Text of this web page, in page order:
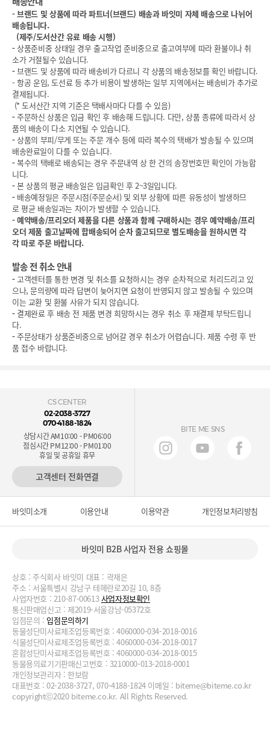
-브랜드 및 상품에 따라 파트너(브랜드) 배송과 바잇미 자체 배송으로 나뉘어
배송됩니다.
(제주/도서산간 유료 배송 시행)
- 상품준비중 상태일 경우 출고작업 준비중으로 출고여부에 따라 환불이나 취
소가 거절될수 있습니다.
-브랜드 및 상품에 따라 배송비가 다르니 각 상품의 배송정보를 확인 바랍니다.
- 항공 운임, 도선료 등 추가 비용이 발생하는 일부 지역에서는 배송비가 추가로
결제됩니다.
(* 도서산간 지역 기준은 택배사마다 다를 수 있음)
-주문하신 상품은 입금 확인 후 배송해 드립니다. 다만, 상품 종류에 따라서 상
품의 배송이 다소 지연될 수 있습니다.
- 상품의 부피/무게 또는 주문 개수 등에 따라 복수의 택배가 발송될 수 있으며
배송완료일이 다를 수 있습니다.
-복수의 택배로 배송되는 경우 주문내역 상 한 건의 송장번호만 확인이 가능합
니다.
-본 상품의 평균 배송일은 입금확인 후 2~3일입니다.
- 배송예정일은 주문시점(주문순서) 및 외부 상황에 따른 유동성이 발생하므
로 평균 배송일과는 차이가 발생할 수 있습니다.
-예약배송/프리오더 제품을 다른 상품과 함께 구매하시는 경우 예약배송/프리
오더 제품 출고날짜에 합배송되어 순차 출고되므로 별도배송을 원하시면 각
각 따로 주문 바랍니다.
발송 전 취소 안내
-고객센터를 통한 변경 및 취소를 요청하시는 경우 순차적으로 처리드리고 있
으나, 문의량에 따라 답변이 늦어지면 요청이 반영되지 않고 발송될 수 있으며
이는 교환 및 환불 사유가 되지 않습니다.
- 결제완료 후 배송 전 제품 변경 희망하시는 경우 취소 후 재결제 부탁드립니
다.
-주문상태가 상품준비중으로 넘어갈 경우 취소가 어렵습니다. 제품 수령 후 반
품 접수 바랍니다.
CS CENTER
02-2038-3727
070-4188-1824
상담시간 AM10:00 - PM06:00
점심시간 PM12:00 - PM01:00
휴일 및 공휴일 휴무
고객센터 전화연결
BITE ME SNS
바잇미소개 이용안내 이용약관 개인정보처리방침
바잇미 B2B 사업자 전용 쇼핑몰
상호 : 주식회사 바잇미 대표 : 곽재은
주소 : 서울특별시 강남구 테헤란로20길 10, 8층
사업자번호 : 210-87-00613사업자정보확인
통신판매업신고 : 제2019-서울강남-05372호
입점문의 : 입점문의하기
동물성단미사료제조업등록번호 : 4060000-034-2018-0016
식물성단미사료제조업등록번호 : 4060000-034-2018-0017
혼합성단미사료제조업등록번호 : 4060000-034-2018-0015
동물용의료기기판매신고번호 : 3210000-013-2018-0001
개인정보관리자 : 한보람
대표번호 : 02-2038-3727, 070-4188-1824 이메일 : biteme@biteme.co.kr
copyrightⓒ2020 biteme.co.kr. All Rights Reserved.